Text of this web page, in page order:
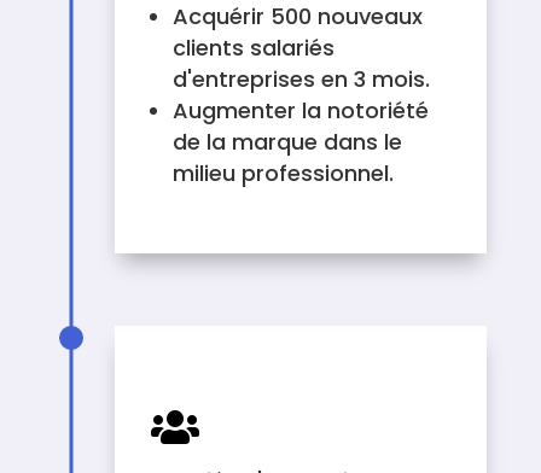
Acquérir 500 nouveaux
clients salariés
d'entreprises en 3 mois.
Augmenter la notoriété
de la marque dans le
milieu professionnel.
